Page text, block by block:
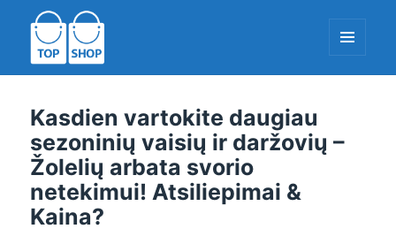
IR
Kasdien vartokite daugiau
sezoninių vaisių ir daržovių –
Žolelių arbata svorio
netekimui! Atsiliepimai &
Kaina?